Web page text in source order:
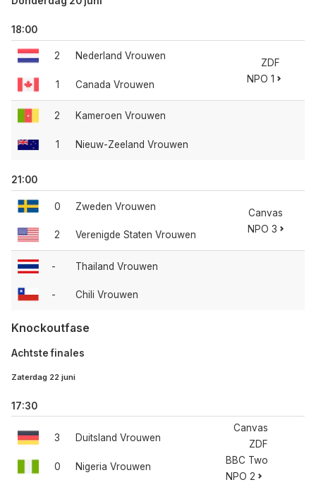
18:00
2
1
Nederland Vrouwen
Canada Vrouwen
ZDF
NPO 1
2
1
Kameroen Vrouwen
Nieuw-Zeeland Vrouwen
21:00
0
2
Zweden Vrouwen
Verenigde Staten Vrouwen
Canvas
NPO 3
-
-
Thailand Vrouwen
Chili Vrouwen
Knockoutfase
Achtste finales
Zaterdag 22 juni
17:30
3
0
Duitsland Vrouwen
Nigeria Vrouwen
Canvas
ZDF
BBC Two
NPO 2